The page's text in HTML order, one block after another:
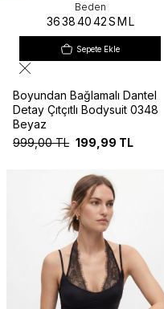
Beden
36384042SML
Sepete Ekle
Boyundan Bağlamalı Dantel
Detay Çıtçıtlı Bodysuit 0348
Beyaz
999,00TL 199,99 TL